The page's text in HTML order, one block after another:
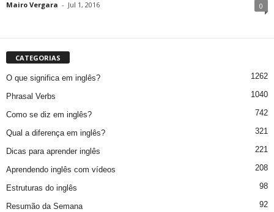
Mairo Vergara - Jul 1, 2016 0
CATEGORIAS
O que significa em inglês? 1262
Phrasal Verbs 1040
Como se diz em inglês? 742
Qual a diferença em inglês? 321
Dicas para aprender inglês 221
Aprendendo inglês com vídeos 208
Estruturas do inglês 98
Resumão da Semana 92